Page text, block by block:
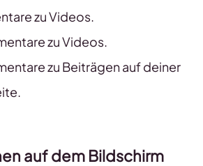
zu Videos.
zu Videos.
zu Beiträgen auf deiner
auf dem Bildschirm